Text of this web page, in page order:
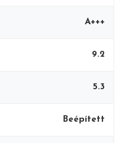
A+++
9.2
5.3
Beépített